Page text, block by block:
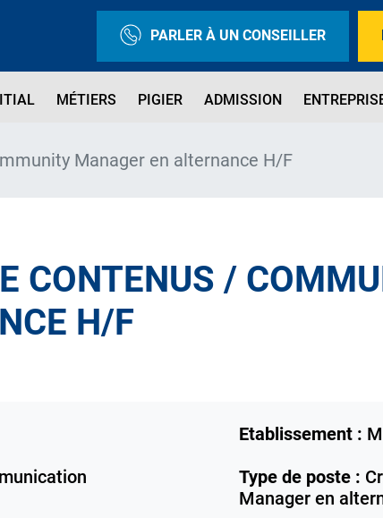
PARLER À UN CONSEILLER
MÉTIERS PIGIER ADMISSION
Manager en alternance H/F
CONTENUS /
H/F
Etablissement :
Type de poste :
Manager en